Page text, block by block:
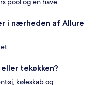
pool og en have.
i nærheden af Allure
tekøkken?
køleskab og